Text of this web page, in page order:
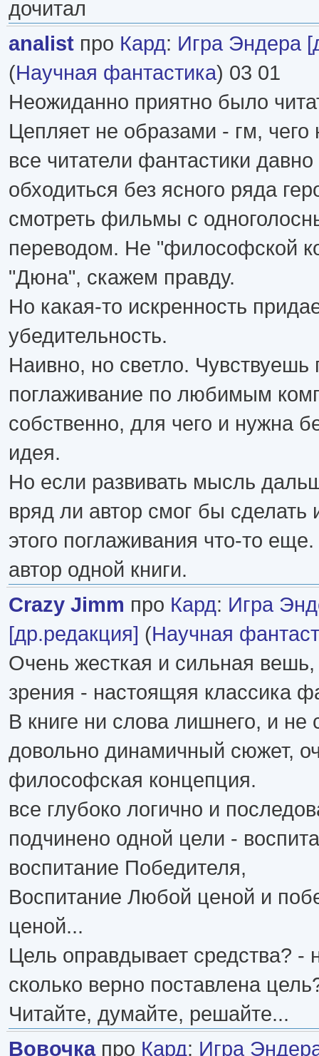
дочитал
analist про Кард: Игра Эндера
(Научная фантастика) 03 01
Неожиданно приятно было
Цепляет не образами - гм, чего
все читатели фантастики
обходиться без ясного ряда
смотреть фильмы с
переводом. Не "философской
"Дюна", скажем правду.
Но какая-то искренность
убедительность.
Наивно, но светло. Чувствуешь
поглаживание по любимым
собственно, для чего и нужна
идея.
Но если развивать мысль
вряд ли автор смог бы сделать
этого поглаживания что-то
автор одной книги.
Crazy Jimm про Кард: Игра
[др.редакция] (Научная
Очень жесткая и сильная вешь,
зрения - настоящяя классика
В книге ни слова лишнего, и не
довольно динамичный сюжет,
философская концепция.
все глубоко логично и
подчинено одной цели -
воспитание Победителя,
Воспитание Любой ценой и
ценой...
Цель оправдывает средства? -
сколько верно поставлена
Читайте, думайте, решайте...
Вовочкапро Кард: Игра